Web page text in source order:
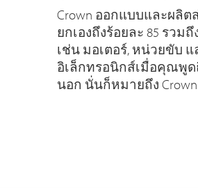
Crown ออกแบบและผลิต
ยกเองถึงร้อยละ 85 รว
เช่น มอเตอร์, หน่วยขับ
อิเล็กทรอนิกส์เมื่อคุณพูด
นอก นั่นก็หมายถึง